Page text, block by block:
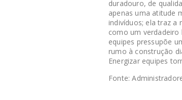
duradouro, de
apenas uma atitude
indivíduos; ela traz a
como um
equipes pressupõe
rumo à construção
Energizar equipes
Fonte: